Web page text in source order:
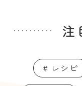
注
# レシピ